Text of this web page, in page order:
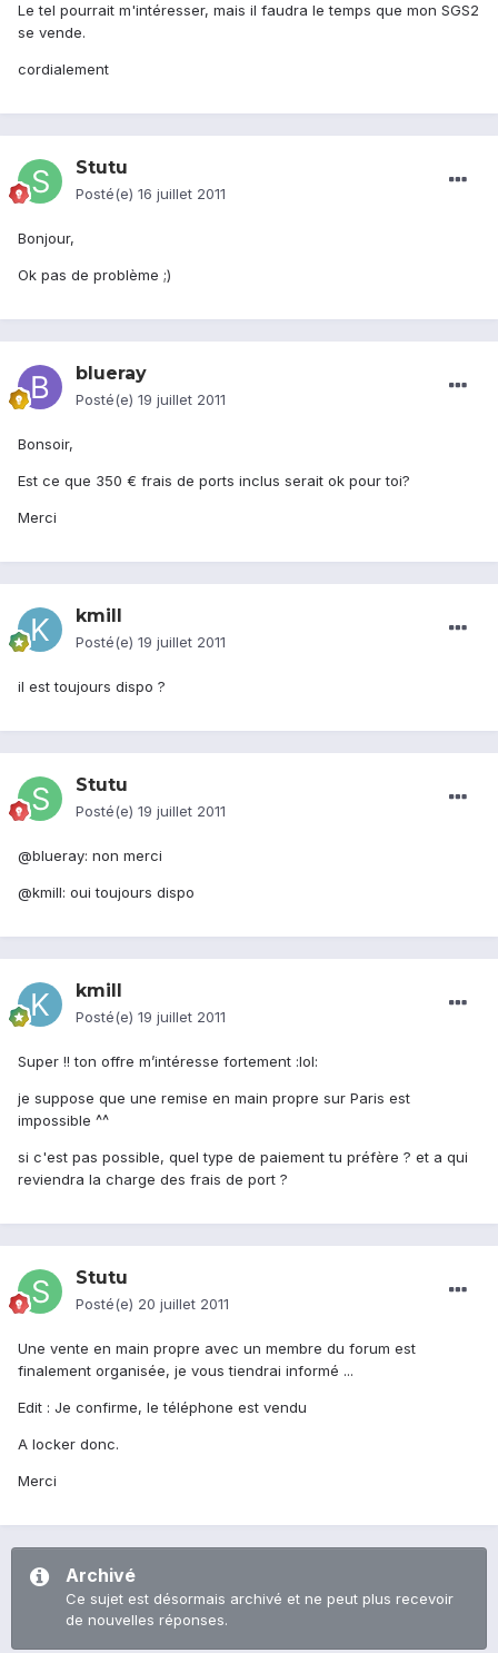
Le tel pourrait m'intéresser, mais il faudra le temps que mon SGS2
se vende.
cordialement
Stutu
Posté(e) 16 juillet 2011
Bonjour,
Ok pas de problème ;)
blueray
Posté(e) 19 juillet 2011
Bonsoir,
Est ce que 350 € frais de ports inclus serait ok pour toi?
Merci
kmill
Posté(e) 19 juillet 2011
il est toujours dispo ?
Stutu
Posté(e) 19 juillet 2011
@blueray: non merci
@kmill: oui toujours dispo
kmill
Posté(e) 19 juillet 2011
Super !! ton offre m’intéresse fortement :lol:
je suppose que une remise en main propre sur Paris est
impossible ^^
si c'est pas possible, quel type de paiement tu préfère ? et a qui
reviendra la charge des frais de port ?
Stutu
Posté(e) 20 juillet 2011
Une vente en main propre avec un membre du forum est
finalement organisée, je vous tiendrai informé ...
Edit : Je confirme, le téléphone est vendu
A locker donc.
Merci
Archivé
Ce sujet est désormais archivé et ne peut plus recevoir
de nouvelles réponses.